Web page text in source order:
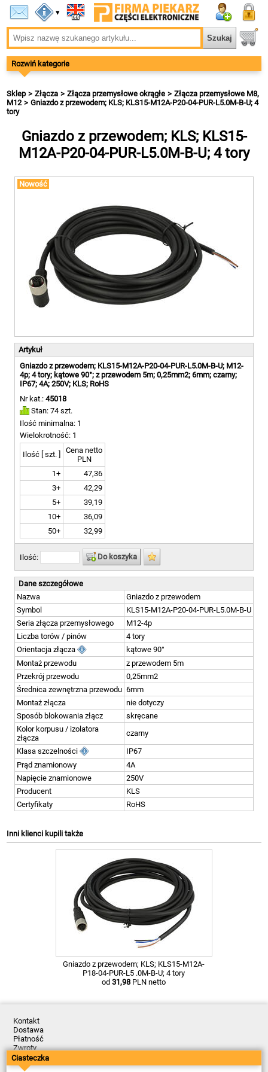
▾
Rozwiń kategorie
Sklep Złącza Złącza przemysłowe okrągłe
Złącza przemysłowe M8,
M12
Gniazdo z przewodem; KLS; KLS15-M12A-P20-04-PUR-L5.0M-B-U; 4
tory
Gniazdo z przewodem; KLS; KLS15-
M12A-P20-04-PUR-L5.0M-B-U; 4 tory
Nowość
Artykuł
Gniazdo z przewodem; KLS15-M12A-P20-04-PUR-L5.0M-B-U; M12-
4p; 4 tory; kątowe 90°; z przewodem 5m; 0,25mm2; 6mm; czarny;
IP67; 4A; 250V; KLS; RoHS
Nr kat.: 45018
Stan: 74 szt.
Ilość minimalna: 1
Wielokrotność: 1
Ilość [ szt. ]
Cena netto
PLN
1+
47,36
3+
42,29
5+
39,19
10+
36,09
50+
32,99
Ilość: Do koszyka
Dane szczegółowe
Nazwa
Gniazdo z przewodem
Symbol
KLS15-M12A-P20-04-PUR-L5.0M-B-U
Seria złącza przemysłowego
M12-4p
Liczba torów / pinów
4 tory
Orientacja złącza
kątowe 90°
Montaż przewodu
z przewodem 5m
Przekrój przewodu
0,25mm2
Średnica zewnętrzna przewodu 6mm
Montaż złącza
nie dotyczy
Sposób blokowania złącz
skręcane
Kolor korpusu / izolatora
złącza
czarny
Klasa szczelności
IP67
Prąd znamionowy
4A
Napięcie znamionowe
250V
Producent
KLS
Certyfikaty
RoHS
Inni klienci kupili także
Gniazdo z przewodem; KLS; KLS15-M12A-
P18-04-PUR-L5 .0M-B-U; 4 tory
od 31,98PLN netto
Kontakt
Dostawa
Płatność
Zwroty
Reklamacje
Regulamin
Ciasteczka